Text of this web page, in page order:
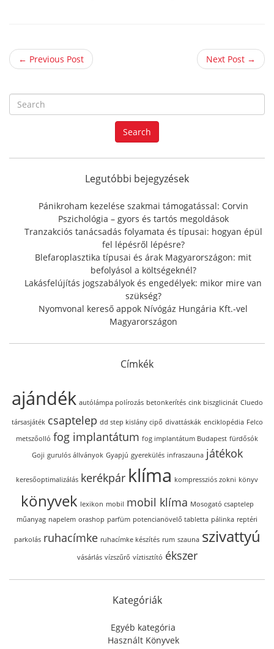
← Previous Post Next Post →
e
a
r
f
r
:
Search
Legutóbbi bejegyzések
Pánikroham kezelése szakmai támogatással: Corvin
Pszichológia – gyors és tartós megoldások
Tranzakciós tanácsadás folyamata és típusai: hogyan épül
fel lépésről lépésre?
Blefaroplasztika típusai és árak Magyarországon: mit
befolyásol a költségeknél?
Lakásfelújítás jogszabályok és engedélyek: mikor mire van
szükség?
Nyomvonal kereső appok Nívógáz Hungária Kft.-vel
Magyarországon
Címkék
ajándék autólámpa polírozás betonkerítés cink biszglicinát Cluedo
társasjáték csaptelep dd step kislány cipő divattáskák enciklopédia Felco
metszőolló fog implantátum fog implantátum Budapest fürdősók
Goji gurulós állványok Gyapjú gyerekülés infraszauna játékok
keresőoptimalizálás kerékpár klíma kompressziós zokni könyv
könyvek lexikon mobil mobil klíma Mosogató csaptelep
műanyag napelem orashop parfüm potencianövelő tabletta pálinka reptéri
parkolás ruhacímke ruhacímke készítés rum szauna szivattyú
vásárlás vízszűrő víztisztító ékszer
Kategóriák
Egyéb kategória
Használt Könyvek